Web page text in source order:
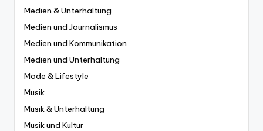
Medien & Unterhaltung
Medien und Journalismus
Medien und Kommunikation
Medien und Unterhaltung
Mode & Lifestyle
Musik
Musik & Unterhaltung
Musik und Kultur